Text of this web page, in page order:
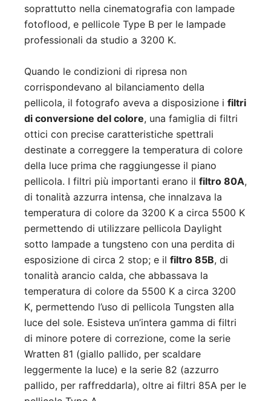
soprattutto nella cinematografia con lampade
fotoflood, e pellicole Type B per le lampade
professionali da studio a 3200 K.
Quando le condizioni di ripresa non
corrispondevano al bilanciamento della
pellicola, il fotografo aveva a disposizione i filtri
di conversione del colore, una famiglia di filtri
ottici con precise caratteristiche spettrali
destinate a correggere la temperatura di colore
della luce prima che raggiungesse il piano
pellicola. I filtri più importanti erano il filtro 80A,
di tonalità azzurra intensa, che innalzava la
temperatura di colore da 3200 K a circa 5500 K
permettendo di utilizzare pellicola Daylight
sotto lampade a tungsteno con una perdita di
esposizione di circa 2 stop; e il filtro 85B, di
tonalità arancio calda, che abbassava la
temperatura di colore da 5500 K a circa 3200
K, permettendo l’uso di pellicola Tungsten alla
luce del sole. Esisteva un’intera gamma di filtri
di minore potere di correzione, come la serie
Wratten 81 (giallo pallido, per scaldare
leggermente la luce) e la serie 82 (azzurro
pallido, per raffreddarla), oltre ai filtri 85A per le